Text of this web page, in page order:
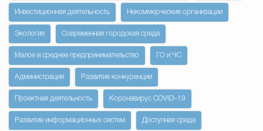
Инвестиционная деятельность Некоммерческие организации
Экология Современная городская среда
Малое и среднее предпринимательство ГО и ЧС
Администрация Развитие конкуренции
Проектная деятельность Коронавирус COVID–19
Развитие информационных систем Доступная среда